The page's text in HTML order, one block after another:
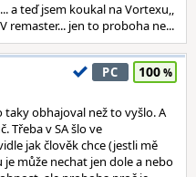
a teď jsem koukal na Vortexu,,
remaster... jen to proboha ne...
PC 100
taky obhajoval než to vyšlo. A
Třeba v SA šlo ve
jak člověk chce (jestli mě
může nechat jen dole a nebo